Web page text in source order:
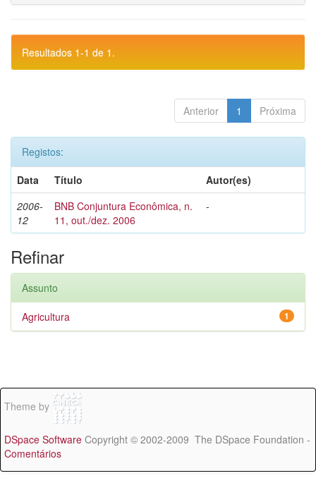
Resultados 1-1 de 1.
Anterior 1 Próxima
Registos:
Data
Título
Autor(es)
2006-
12
BNB Conjuntura Econômica, n.
11, out./dez. 2006
-
Refinar
Assunto
1
Agricultura
Theme by
DSpace Software Copyright © 2002-2009 The DSpace Foundation -
Comentários